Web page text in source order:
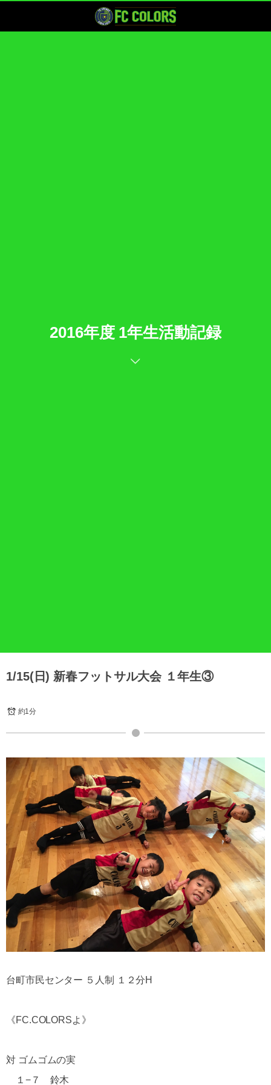
2016年度 1年生活動記録
1/15(日) 新春フットサル大会 １年生③
約1分
台町市民センター ５人制 １２分H
《FC.COLORSよ》
対 ゴムゴムの実
１−７ 鈴木